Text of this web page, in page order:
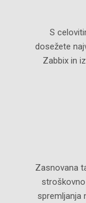
S
dosežete
Zabbix in
Zasnovana
spremljanja